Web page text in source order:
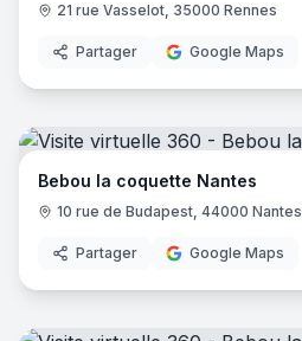
21 rue Vasselot, 35000 Rennes
Partager Google Maps
Bebou la coquette Nantes
10 rue de Budapest, 44000 Nantes
Partager Google Maps